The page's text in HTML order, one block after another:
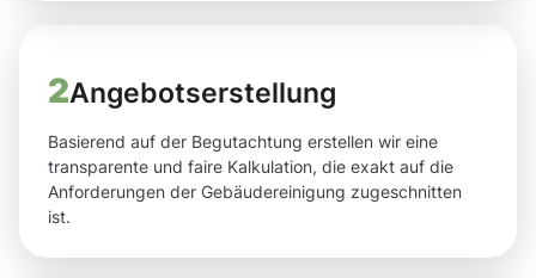
2Angebotserstellung
Basierend auf der Begutachtung erstellen wir eine
transparente und faire Kalkulation, die exakt auf die
Anforderungen der Gebäudereinigung zugeschnitten
ist.